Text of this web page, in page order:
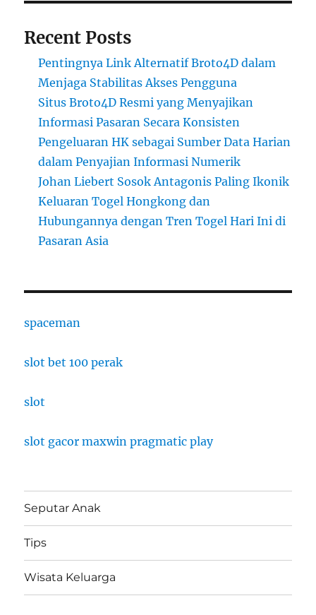
Recent Posts
Pentingnya Link Alternatif Broto4D dalam
Menjaga Stabilitas Akses Pengguna
Situs Broto4D Resmi yang Menyajikan
Informasi Pasaran Secara Konsisten
Pengeluaran HK sebagai Sumber Data Harian
dalam Penyajian Informasi Numerik
Johan Liebert Sosok Antagonis Paling Ikonik
Keluaran Togel Hongkong dan
Hubungannya dengan Tren Togel Hari Ini di
Pasaran Asia
spaceman
slot bet 100 perak
slot
slot gacor maxwin pragmatic play
Seputar Anak
Tips
Wisata Keluarga